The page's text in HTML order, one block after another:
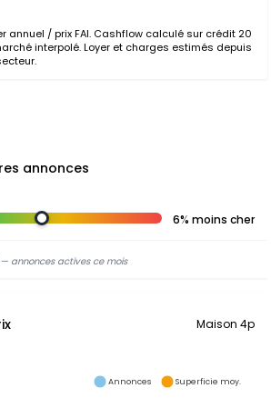
annuel / prix FAI. Cashflow calculé sur crédit 20
interpolé. Loyer et charges estimés depuis
annonces
6% moins cher
— annonces actives ce mois
Maison 4p
Annonces Superficie moy.